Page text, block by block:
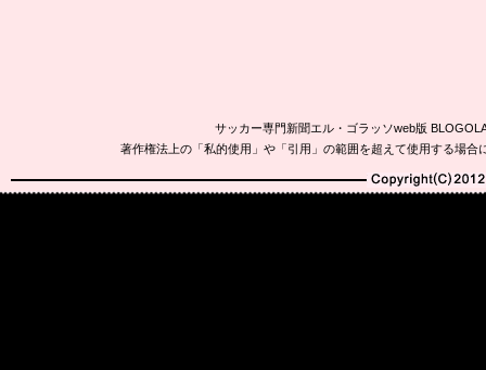
サッカー専門新聞エル・ゴラッソweb版
著作権法上の「私的使用」や「引用」の範囲を超えて使用する場
Copyright(C)2010-